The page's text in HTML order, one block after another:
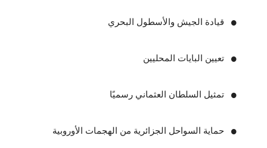
قيادة الجيش والأسطول البحري
تعيين البايات المحليين
تمثيل السلطان العثماني رسميًا
حماية السواحل الجزائرية من الهجمات الأوروبية